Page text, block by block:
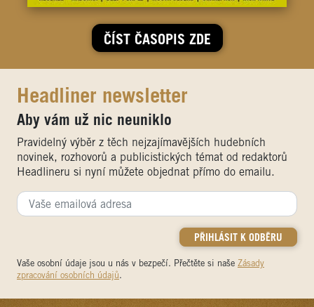
ČÍST ČASOPIS ZDE
Headliner newsletter
Aby vám už nic neuniklo
Pravidelný výběr z těch nejzajímavějších hudebních
novinek, rozhovorů a publicistických témat od redaktorů
Headlineru si nyní můžete objednat přímo do emailu.
Vaše osobní údaje jsou u nás v bezpečí. Přečtěte si naše Zásady
zpracování osobních údajů.